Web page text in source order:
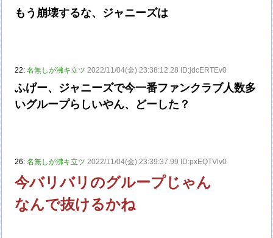
もう崩壊するな、ジャニーズは
22:名無しが沸キ立ツ 2022/11/04(金) 23:38:12.28 ID:jdcERTEv0
ふげー、ジャニーズで今一番ファンクラブ人数多
いグループらしいやん、どーした？
26:名無しが沸キ立ツ 2022/11/04(金) 23:39:37.99 ID:pxEQTVlv0
今バリバリのグループじゃん
なんで抜けるかね